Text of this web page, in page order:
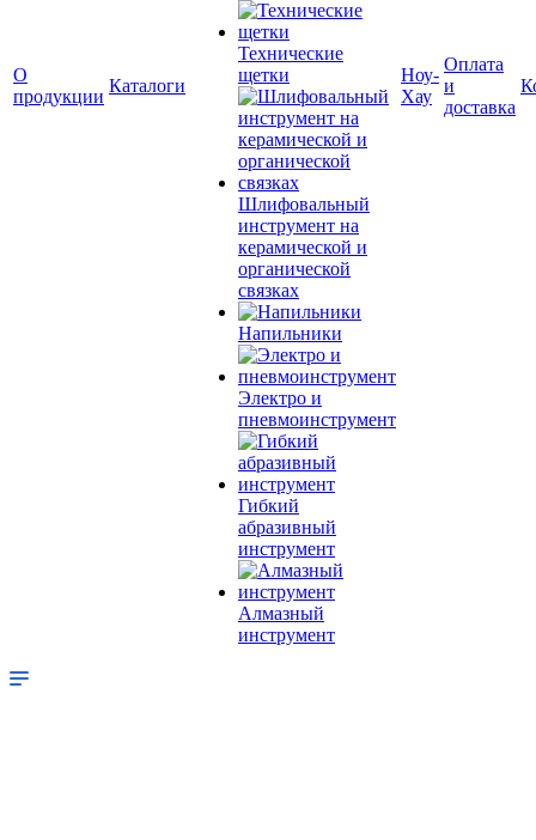
О
продукции
Каталоги
Технические
щетки
Шлифовальный
инструмент на
керамической и
органической
связках
Напильники
Электро и
пневмоинструмент
Гибкий
абразивный
инструмент
Алмазный
инструмент
Ноу-
Хау
Оплата
и
доставка